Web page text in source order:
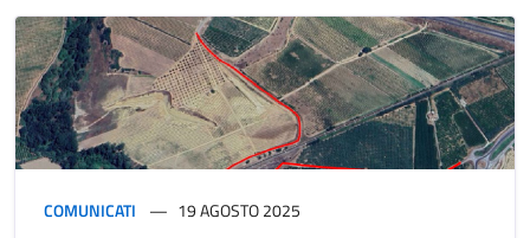
COMUNICATI 19 AGOSTO 2025